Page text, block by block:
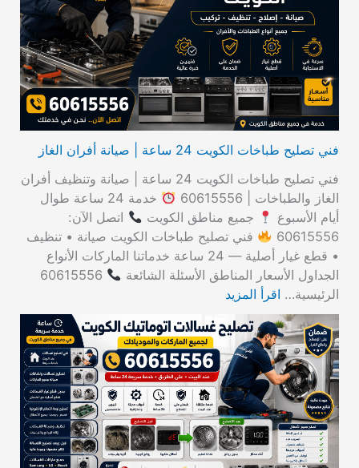
فني تصليح طباخات الكويت 24 ساعة | صيانة أفران الغاز
فني تصليح طباخات الكويت 24 ساعة | صيانة وتنظيف أفران
الغاز والطباخات | 60615556
خدمة 24 ساعة طوال
أيام الأسبوع
جميع مناطق الكويت
اتصل الآن:
60615556
فني تصليح طباخات الكويت صيانة • تنظيف
• قطع غيار أصلية — 24 ساعة خدماتنا الماركات الأنواع
الجداول الأسعار المناطق الأسئلة الشائعة
60615556
الرئيسية… اقرأ المزيد